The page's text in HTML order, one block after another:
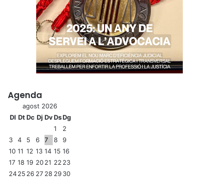
Agenda
agost 2026
Dl DtDc Dj DvDsDg
1
2
3
4 5 6 7 8
9
10 11 12 13 14 15 16
17 18 19 2021 22 23
2425 26 27 28 2930